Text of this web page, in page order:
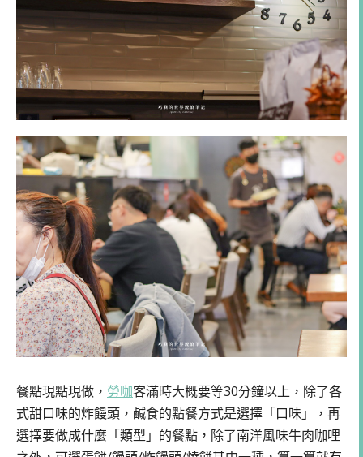
餐點現點現做， 勞咖客滿時大概要等30分鐘以上，除了各
式甜口味的炸饅頭，鹹食的點餐方式是選擇「口味」，再
選擇要做成什麼「類型」的餐點，除了南洋風味牛肉咖哩